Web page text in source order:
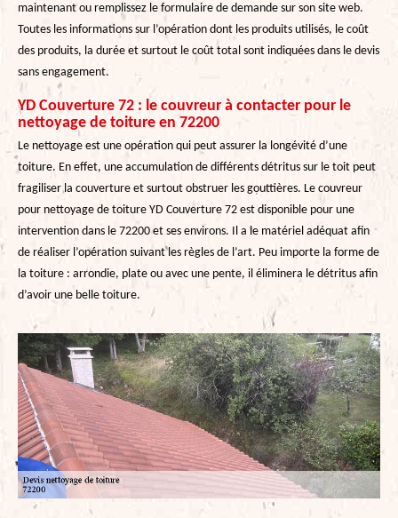
maintenant ou remplissez le formulaire de demande sur son site web.
Toutes les informations sur l’opération dont les produits utilisés, le coût
des produits, la durée et surtout le coût total sont indiquées dans le devis
sans engagement.
YD Couverture 72 : le couvreur à contacter pour le
nettoyage de toiture en 72200
Le nettoyage est une opération qui peut assurer la longévité d’une
toiture. En effet, une accumulation de différents détritus sur le toit peut
fragiliser la couverture et surtout obstruer les gouttières. Le couvreur
pour nettoyage de toiture YD Couverture 72 est disponible pour une
intervention dans le 72200 et ses environs. Il a le matériel adéquat afin
de réaliser l’opération suivant les règles de l’art. Peu importe la forme de
la toiture : arrondie, plate ou avec une pente, il éliminera le détritus afin
d’avoir une belle toiture.